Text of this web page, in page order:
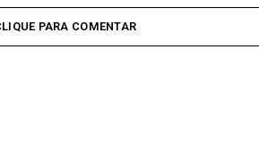
PARA COMENTAR